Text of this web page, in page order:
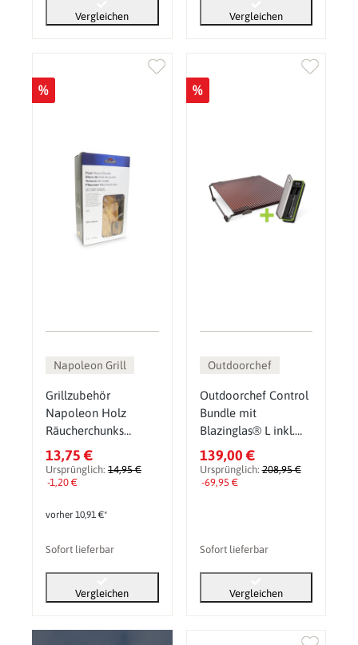
Vergleichen Vergleichen
%
Napoleon Grill
Grillzubehör
Napoleon Holz
Räucherchunks
Pflaume 1,5 kg
13,75 €
Ursprünglich: 14,95 €
-1,20 €
vorher 10,91 €*
Sofort lieferbar
Vergleichen
%
Outdoorchef
Outdoorchef Control
Bundle mit
Blazinglas® L inkl.
Easy Check
Thermometer Single
139,00 €
Ursprünglich:208,95 €
-69,95 €
Sofort lieferbar
Vergleichen